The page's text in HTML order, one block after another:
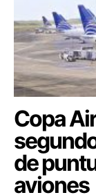
Copa
de
aviones